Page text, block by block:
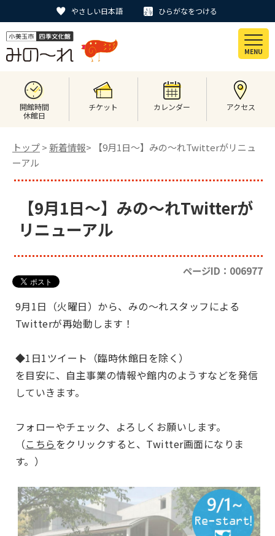
やさしい日本語 ひらがなをつける
MENU
開館時間
休館日
チケット カレンダー アクセス
トップ> 新着情報> 【9月1日～】みの～れTwitterがリニュ
ーアル
【9月1日～】みの～れTwitterが
リニューアル
ページID：006977
9月1日（火曜日）から、みの～れスタッフによる
Twitterが再始動します！
◆1日1ツイート（臨時休館日を除く）
を目安に、自主事業の情報や館内のようすなどを発信
していきます。
フォローやチェック、よろしくお願いします。
（こちらをクリックすると、Twitter画面になりま
す。）